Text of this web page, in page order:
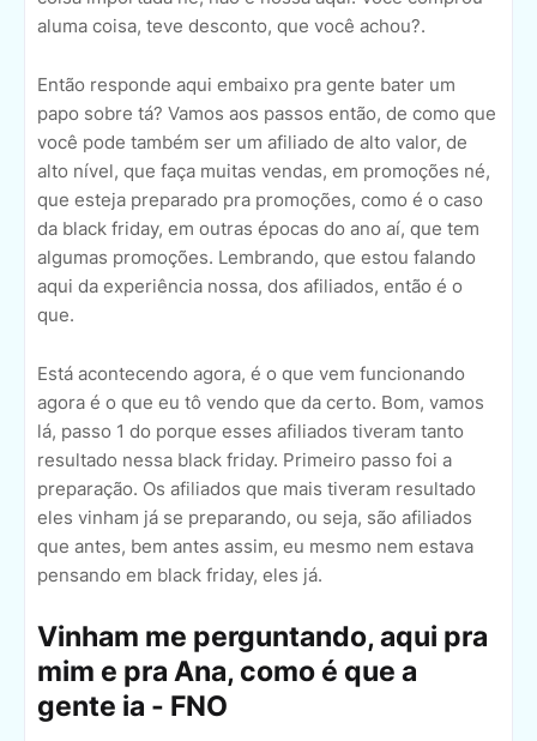
aluma coisa, teve desconto, que você achou?.
Então responde aqui embaixo pra gente bater um
papo sobre tá? Vamos aos passos então, de como que
você pode também ser um afiliado de alto valor, de
alto nível, que faça muitas vendas, em promoções né,
que esteja preparado pra promoções, como é o caso
da black friday, em outras épocas do ano aí, que tem
algumas promoções. Lembrando, que estou falando
aqui da experiência nossa, dos afiliados, então é o
que.
Está acontecendo agora, é o que vem funcionando
agora é o que eu tô vendo que da certo. Bom, vamos
lá, passo 1 do porque esses afiliados tiveram tanto
resultado nessa black friday. Primeiro passo foi a
preparação. Os afiliados que mais tiveram resultado
eles vinham já se preparando, ou seja, são afiliados
que antes, bem antes assim, eu mesmo nem estava
pensando em black friday, eles já.
Vinham me perguntando, aqui pra
mim e pra Ana, como é que a
gente ia - FNO